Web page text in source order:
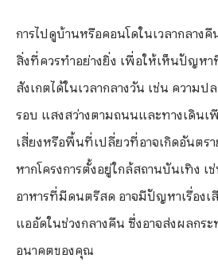
การไปดูบ้านหรือคอนโดในเวลากลางคื
สิ่งที่ควรทำอย่างยิ่ง เพื่อให้เห็นปัญหา
สังเกตได้ในเวลากลางวัน เช่น ความป
รอบ แสงสว่างตามถนนและทางเดินเ
เสี่ยงหรือพื้นที่เปลี่ยวที่อาจเกิดอันตร
หากโครงการตั้งอยู่ใกล้สถานบันเทิง เ
อาหารที่มีดนตรีสด อาจมีปัญหาเรื่องเ
แออัดในช่วงกลางคืน ซึ่งอาจส่งผลกร
อนาคตของคุณ